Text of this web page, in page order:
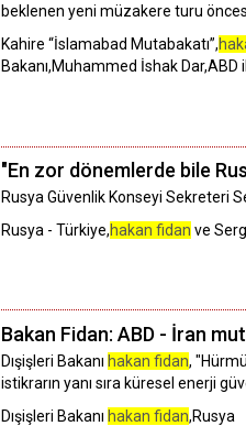
beklenen yeni müzakere turu
Kahire “İslamabad Mutabakatı”,
Bakanı,Muhammed İshak Dar,ABD
"En zor dönemlerde bile
Rusya Güvenlik Konseyi Sekreteri
Rusya - Türkiye,hakan fidan ve
Bakan Fidan: ABD - İran
Dışişleri Bakanı hakan fidan,
istikrarın yanı sıra küresel enerji
Dışişleri Bakanı hakan fidan,Rusya